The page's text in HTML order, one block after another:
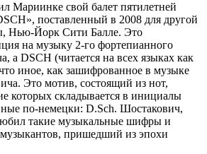
Мариинке свой балет пятилетней
поставленный в 2008 для другой
Нью-Йорк Сити Балле. Это
на музыку 2-го фортепианного
а DSCH (читается на всех языках как
иное, как зашифрованное в музыке
Это мотив, состоящий из нот,
которых складывается в инициалы
по-немецки: D.Sch. Шостакович,
такие музыкальные шифры и
пришедший из эпохи